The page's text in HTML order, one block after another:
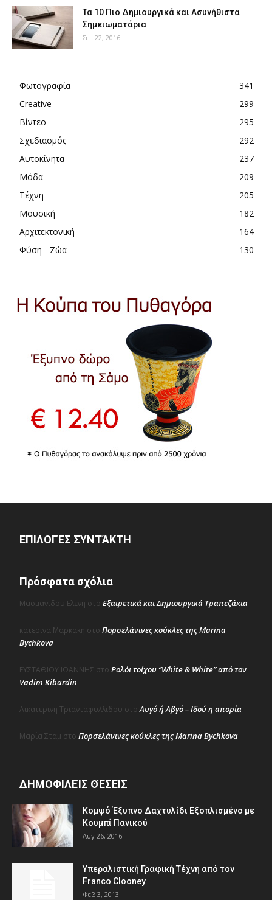
Τα 10 Πιο Δημιουργικά και Ασυνήθιστα
Σημειωματάρια
Σεπ 22, 2016
Φωτογραφία
341
Creative
299
Βίντεο
295
Σχεδιασμός
292
Αυτοκίνητα
237
Μόδα
209
Τέχνη
205
Μουσική
182
Αρχιτεκτονική
164
Φύση - Ζώα
130
ΕΠΙΛΟΓΈΣ ΣΥΝΤΆΚΤΗ
Πρόσφατα σχόλια
Μασμανιδου Ελενη στο Εξαιρετικά και Δημιουργικά Τραπεζάκια
κατερινα Μαρκακη στο Πορσελάνινες κούκλες της Marina
Bychkova
ΕΥΣΤΑΘΙΟΥ ΙΩΑΝΝΗΣ στο Ρολόι τοίχου “White & White” από τον
Vadim Kibardin
Αικατερινη Τριανταφυλλιδου στοΑυγό ή Αβγό – Ιδού η απορία
Μαρία Σταμ στο Πορσελάνινες κούκλες της Marina Bychkova
ΔΗΜΟΦΙΛΕΊΣ ΘΈΣΕΙΣ
Κομψό Έξυπνο Δαχτυλίδι Εξοπλισμένο με
Κουμπί Πανικού
Αυγ 26, 2016
Υπεραλιστική Γραφική Τέχνη από τον
Franco Clooney
Φεβ 3, 2013